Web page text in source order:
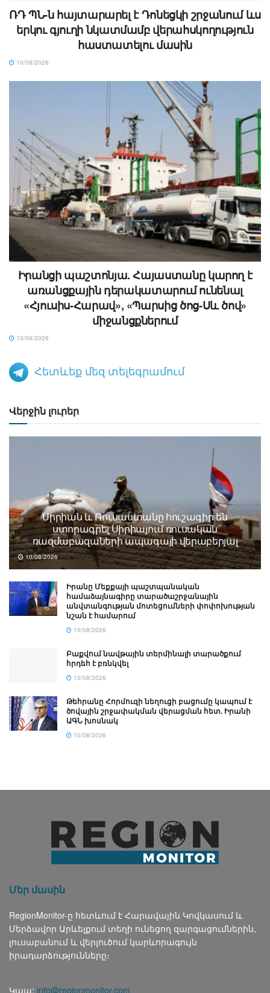
ՌԴ ՊՆ-ն հայտարարել է Դոնեցկի շրջանում ևս
երկու գյուղի նկատմամբ վերահսկողություն
հաստատելու մասին
10/08/2026
Իրանցի պաշտոնյա. Հայաստանը կարող է
առանցքային դերակատարում ունենալ
«Հյուսիս-Հարավ», «Պարսից ծոց-Սև ծով»
միջանցքներում
10/08/2026
Հետևեք մեզ տելեգրամում
Վերջին լուրեր
Սիրիան և Ռուսաստանը հուշագիր են
ստորագրել Սիրիայում ռուսական
ռազմաբազաների ապագայի վերաբերյալ
10/08/2026
Իրանը Մեքքայի պաշտպանական
համաձայնագիրը տարածաշրջանային
անվտանգության մոտեցումների փոփոխության
նշան է համարում
10/08/2026
Բաքվում նավթային տերմինալի տարածքում
հրդեհ է բռնկվել
10/08/2026
Թեհրանը Հորմուզի նեղուցի բացումը կապում է
ծովային շրջափակման վերացման հետ. Իրանի
ԱԳՆ խոսնակ
10/08/2026
Մեր մասին
RegionMonitor-ը հետևում է Հարավային Կովկասում և
Մերձավոր Արևելքում տեղի ունեցող զարգացումներին,
լուսաբանում և վերլուծում կարևորագույն
իրադարձությունները։
Կապ: info@regionmonitor.com